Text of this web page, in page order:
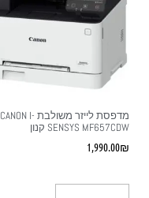
מדפסת ‏לייזר ‏משולבת CANON I-
SENSYS MF657CDW קנון
1,990.00₪